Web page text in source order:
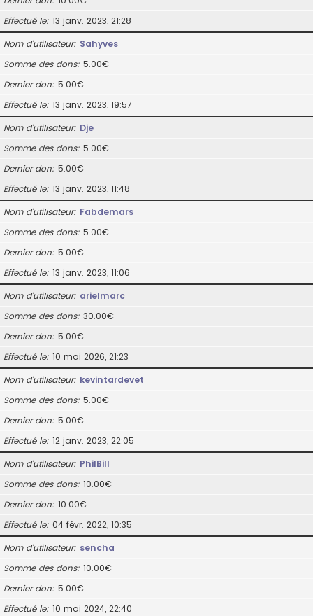
Effectué le 13 janv. 2023, 21:28
Nom d’utilisateur Sahyves
Somme des dons 5.00€
Dernier don 5.00€
Effectué le 13 janv. 2023, 19:57
Nom d’utilisateur Dje
Somme des dons 5.00€
Dernier don 5.00€
Effectué le 13 janv. 2023, 11:48
Nom d’utilisateur Fabdemars
Somme des dons 5.00€
Dernier don 5.00€
Effectué le 13 janv. 2023, 11:06
Nom d’utilisateur arielmarc
Somme des dons 30.00€
Dernier don 5.00€
Effectué le 10 mai 2026, 21:23
Nom d’utilisateur kevintardevet
Somme des dons 5.00€
Dernier don 5.00€
Effectué le 12 janv. 2023, 22:05
Nom d’utilisateur PhilBill
Somme des dons 10.00€
Dernier don 10.00€
Effectué le 04 févr. 2022, 10:35
Nom d’utilisateur sencha
Somme des dons 10.00€
Dernier don 5.00€
Effectué le 10 mai 2024, 22:40